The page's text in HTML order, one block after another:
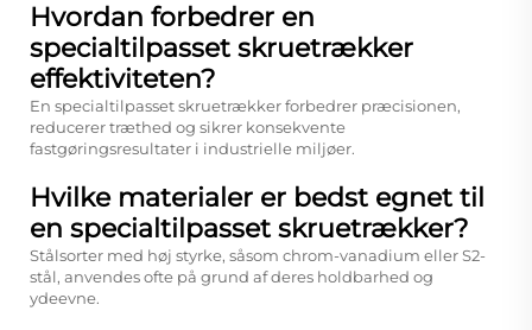
Hvordan forbedrer en
specialtilpasset skruetrækker
effektiviteten?
En specialtilpasset skruetrækker forbedrer præcisionen,
reducerer træthed og sikrer konsekvente
fastgøringsresultater i industrielle miljøer.
Hvilke materialer er bedst egnet til
en specialtilpasset skruetrækker?
Stålsorter med høj styrke, såsom chrom-vanadium eller S2-
stål, anvendes ofte på grund af deres holdbarhed og
ydeevne.